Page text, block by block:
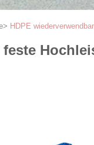
> HDPE
feste